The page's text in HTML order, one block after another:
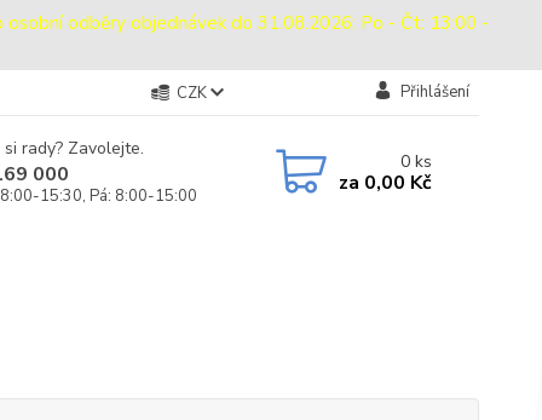
osobní odběry objednávek do 31.08.2026: Po - Čt: 13:00 -
CZK Přihlášení
rady? Zavolejte.
000
15:30, Pá: 8:00-15:00
0ks
za 0,00 Kč